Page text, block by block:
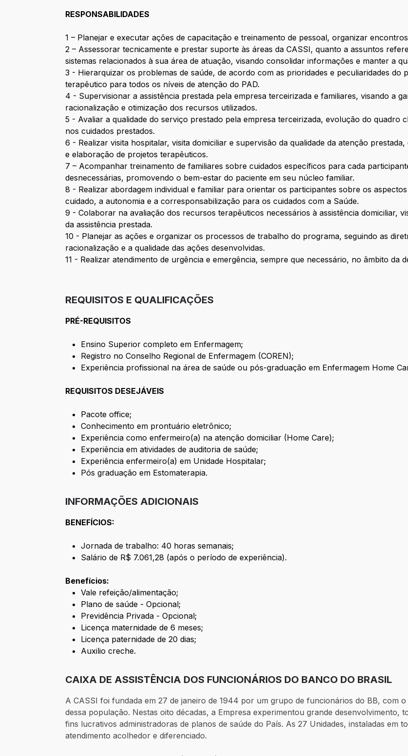
RESPONSABILIDADES
1 – Planejar e executar ações de capacitação e treinamento de pessoal, organizar
2 – Assessorar tecnicamente e prestar suporte às áreas da CASSI, quanto a assuntos
sistemas relacionados à sua área de atuação, visando consolidar informações e manter a
3 - Hierarquizar os problemas de saúde, de acordo com as prioridades e peculiaridades do
terapêutico para todos os níveis de atenção do PAD.
4 - Supervisionar a assistência prestada pela empresa terceirizada e familiares, visando a
racionalização e otimização dos recursos utilizados.
5 - Avaliar a qualidade do serviço prestado pela empresa terceirizada, evolução do quadro
nos cuidados prestados.
6 - Realizar visita hospitalar, visita domiciliar e supervisão da qualidade da atenção
e elaboração de projetos terapêuticos.
7 – Acompanhar treinamento de familiares sobre cuidados específicos para cada
desnecessárias, promovendo o bem-estar do paciente em seu núcleo familiar.
8 - Realizar abordagem individual e familiar para orientar os participantes sobre os
cuidado, a autonomia e a corresponsabilização para os cuidados com a Saúde.
9 - Colaborar na avaliação dos recursos terapêuticos necessários à assistência domiciliar,
da assistência prestada.
10 - Planejar as ações e organizar os processos de trabalho do programa, seguindo as
racionalização e a qualidade das ações desenvolvidas.
11 - Realizar atendimento de urgência e emergência, sempre que necessário, no âmbito da
REQUISITOS E QUALIFICAÇÕES
PRÉ-REQUISITOS
Ensino Superior completo em Enfermagem;
Registro no Conselho Regional de Enfermagem (COREN);
Experiência profissional na área de saúde ou pós-graduação em Enfermagem Home
REQUISITOS DESEJÁVEIS
Pacote office;
Conhecimento em prontuário eletrônico;
Experiência como enfermeiro(a) na atenção domiciliar (Home Care);
Experiência em atividades de auditoria de saúde;
Experiência enfermeiro(a) em Unidade Hospitalar;
Pós graduação em Estomaterapia.
INFORMAÇÕES ADICIONAIS
BENEFÍCIOS:
Jornada de trabalho: 40 horas semanais;
Salário de R$ 7.061,28 (após o período de experiência).
Benefícios:
Vale refeição/alimentação;
Plano de saúde - Opcional;
Previdência Privada - Opcional;
Licença maternidade de 6 meses;
Licença paternidade de 20 dias;
Auxilio creche.
CAIXA DE ASSISTÊNCIA DOS FUNCIONÁRIOS DO BANCO DO BRASIL
A CASSI foi fundada em 27 de janeiro de 1944 por um grupo de funcionários do BB, com
dessa população. Nestas oito décadas, a Empresa experimentou grande desenvolvimento,
fins lucrativos administradoras de planos de saúde do País. As 27 Unidades, instaladas em
atendimento acolhedor e diferenciado.